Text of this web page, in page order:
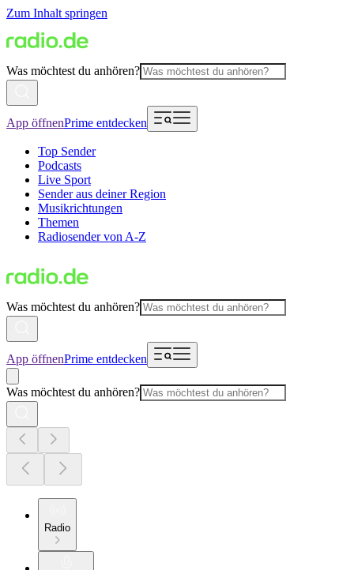
Zum Inhalt springen
Was möchtest du anhören?
App öffnenPrime entdecken
Top Sender
Podcasts
Live Sport
Sender aus deiner Region
Musikrichtungen
Themen
Radiosender von A-Z
Was möchtest du anhören?
App öffnenPrime entdecken
Was möchtest du anhören?
Radio